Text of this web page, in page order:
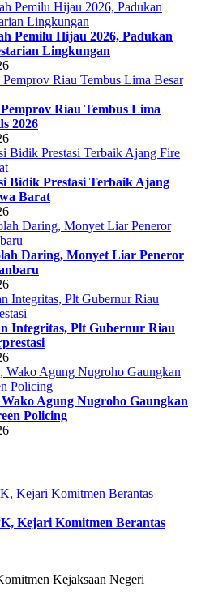
Pemilu Hijau 2026, Padukan
Lingkungan
Riau Tembus Lima
2026
Bidik Prestasi Terbaik Ajang
Barat
Daring, Monyet Liar Peneror
Integritas, Plt Gubernur Riau
Agung Nugroho Gaungkan
Policing
Kejari Komitmen Berantas
Kejaksaan Negeri